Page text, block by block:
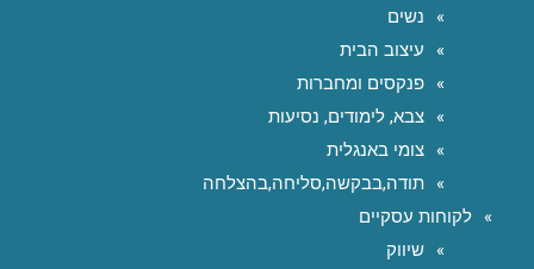
נשים
עיצוב הבית
פנקסים ומחברות
צבא, לימודים, נסיעות
צומי באנגלית
תודה,בבקשה,סליחה,בהצלחה
לקוחות עסקיים
שיווק